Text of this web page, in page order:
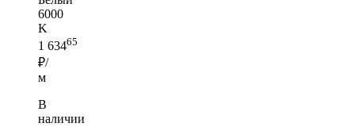
6000
K
1 63465
₽/
м
В
наличии